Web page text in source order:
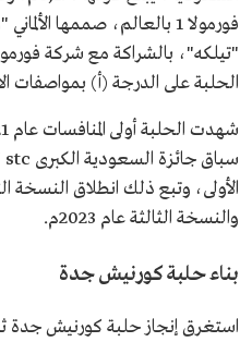
فورمولا 1 بالعالم، صممها
الحلبة على الدرجة (أ) بمواصفات
والنسخة الثالثة عام 2023م.
بناء حلبة كورنيش جدة
استغرق إنجاز حلبة كورنيش جدة